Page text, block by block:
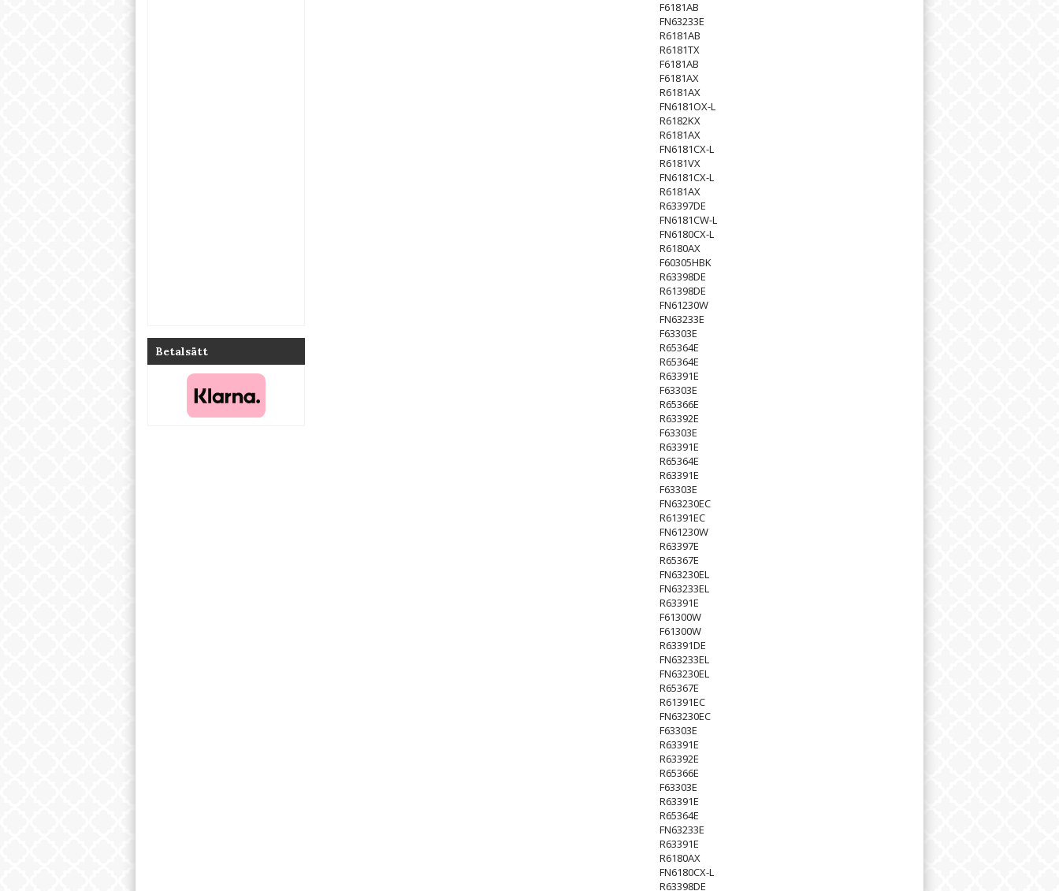
Betalsätt
F6181AB
FN63233E
R6181AB
R6181TX
F6181AB
F6181AX
R6181AX
FN6181OX-L
R6182KX
R6181AX
FN6181CX-L
R6181VX
FN6181CX-L
R6181AX
R63397DE
FN6181CW-L
FN6180CX-L
R6180AX
F60305HBK
R63398DE
R61398DE
FN61230W
FN63233E
F63303E
R65364E
R65364E
R63391E
F63303E
R65366E
R63392E
F63303E
R63391E
R65364E
R63391E
F63303E
FN63230EC
R61391EC
FN61230W
R63397E
R65367E
FN63230EL
FN63233EL
R63391E
F61300W
F61300W
R63391DE
FN63233EL
FN63230EL
R65367E
R61391EC
FN63230EC
F63303E
R63391E
R63392E
R65366E
F63303E
R63391E
R65364E
FN63233E
R63391E
R6180AX
FN6180CX-L
R63398DE